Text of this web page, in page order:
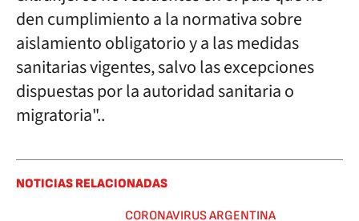
den cumplimiento a la normativa sobre
aislamiento obligatorio y a las medidas
sanitarias vigentes, salvo las excepciones
dispuestas por la autoridad sanitaria o
migratoria"..
NOTICIAS RELACIONADAS
CORONAVIRUS ARGENTINA